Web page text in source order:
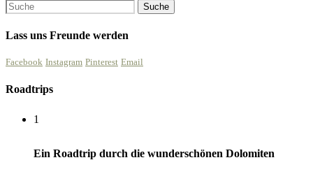
Lass uns Freunde werden
Facebook Instagram Pinterest Email
Roadtrips
1
Ein Roadtrip durch die wunderschönen Dolomiten